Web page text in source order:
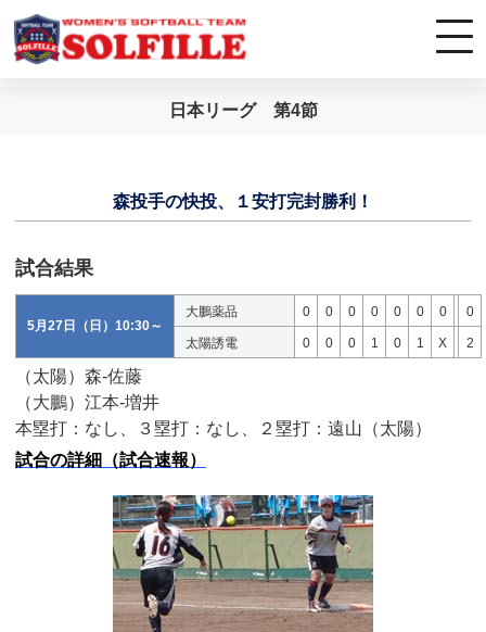
日本リーグ 第4節
森投手の快投、１安打完封勝利！
試合結果
5月27日（日）10:30～
大鵬薬品 0 0 0 0 0 0 0 0
太陽誘電 0 0 0 1 0 1 X 2
（太陽）森-佐藤
（大鵬）江本-増井
本塁打：なし、３塁打：なし、２塁打：遠山（太陽）
試合の詳細（試合速報）